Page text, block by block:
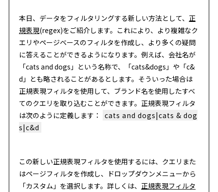
本日、データをフィルタリングする新しい方法として、 正
規表現(regex)をご紹介します。これにより、より複雑なク
エリやページベースのフィルタを作成し、より多くの疑問
に答えることができるようになります。例えば、会社名が
「cats and dogs」という名称で、「cats&dogs」や「c&
d」とも略されることがあるとします。そういった場合は
正規表現フィルタを使用して、ブランド名を使用したすべ
てのクエリを取り込むことができます。正規表現フィルタ
は次のように定義します：
cats and dogs|cats & dog
s|c&d
この新しい正規表現フィルタを使用するには、クエリまた
はページフィルタを作成し、ドロップダウンメニューから
「カスタム」を選択します。詳しくは、 正規表現フィルタ